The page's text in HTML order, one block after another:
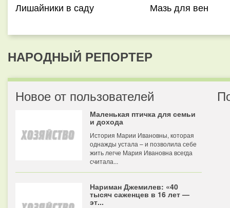
Лишайники в саду Мазь для вен
НАРОДНЫЙ РЕПОРТЕР
Новое от пользователей
Маленькая птичка для семьи
и дохода
История Марии Ивановны, которая
однажды устала – и позволила себе
жить легче Мария Ивановна всегда
считала...
Нариман Джемилев: «40
тысяч саженцев в 16 лет —
эт...